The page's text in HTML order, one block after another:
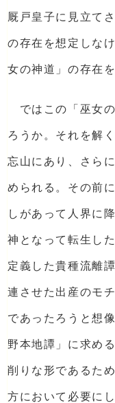
厩戸皇子に見立て
の存在を想定しな
女の神道」の存在
ではこの「巫女
ろうか。それを解
忘山にあり、さら
められる。その前
しがあって人界に
神となって転生し
定義した貴種流離
連させた出産のモ
であったろうと想
野本地譚」に求め
削りな形であるた
方において必要に